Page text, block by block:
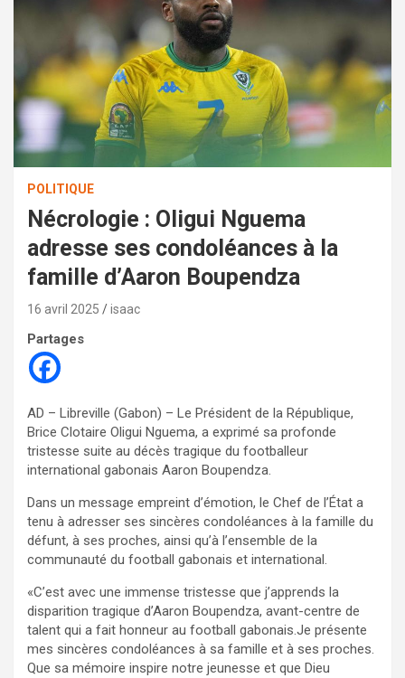
POLITIQUE
Nécrologie : Oligui Nguema
adresse ses condoléances à la
famille d’Aaron Boupendza
16 avril 2025 isaac
Partages
AD – Libreville (Gabon) – Le Président de la République,
Brice Clotaire Oligui Nguema, a exprimé sa profonde
tristesse suite au décès tragique du footballeur
international gabonais Aaron Boupendza.
Dans un message empreint d’émotion, le Chef de l’État a
tenu à adresser ses sincères condoléances à la famille du
défunt, à ses proches, ainsi qu’à l’ensemble de la
communauté du football gabonais et international.
«C’est avec une immense tristesse que j’apprends la
disparition tragique d’Aaron Boupendza, avant-centre de
talent qui a fait honneur au football gabonais.Je présente
mes sincères condoléances à sa famille et à ses proches.
Que sa mémoire inspire notre jeunesse et que Dieu